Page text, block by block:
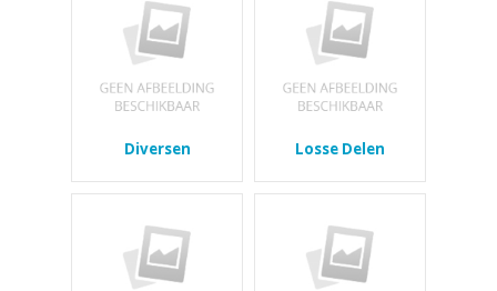
Diversen Losse Delen